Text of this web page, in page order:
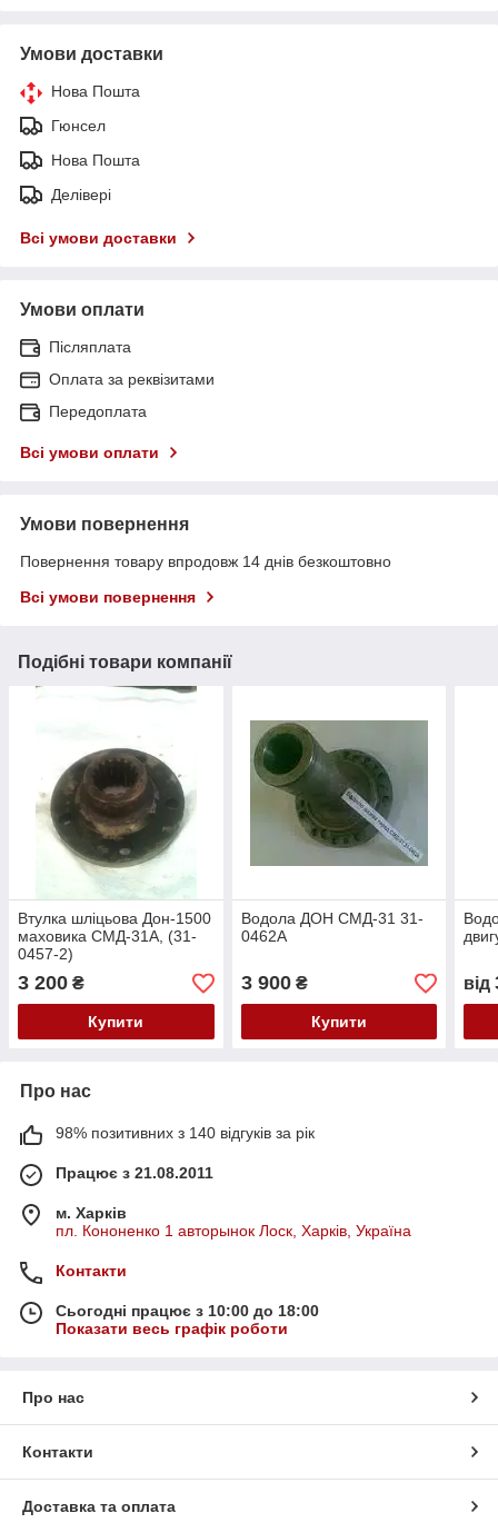
Умови доставки
Нова Пошта
Гюнсел
Нова Пошта
Делівері
Всі умови доставки
Умови оплати
Післяплата
Оплата за реквізитами
Передоплата
Всі умови оплати
Умови повернення
Повернення товару впродовж 14 днів безкоштовно
Всі умови повернення
Подібні товари компанії
Втулка шліцьова Дон-1500
маховика СМД-31А, (31-
0457-2)
3 200 ₴
Купити
Водола ДОН СМД-31 31-
0462А
3 900₴
Купити
від
Про нас
98% позитивних з 140 відгуків за рік
Працює з 21.08.2011
м. Харків
пл. Кононенко 1 авторынок Лоск, Харків, Україна
Контакти
Сьогодні працює з 10:00 до 18:00
Показати весь графік роботи
Про нас
Контакти
Доставка та оплата